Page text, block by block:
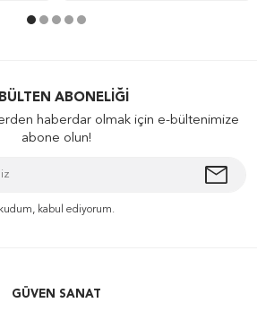
ABONELIĞI
haberdar olmak için e-bültenimize
abone olun!
kabul ediyorum.
GÜVEN SANAT